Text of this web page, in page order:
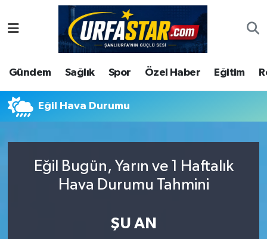
Gündem Sağlık Spor Özel Haber Eğitim
Eğil Hava Durumu
Eğil Bugün, Yarın ve 1 Haftalık
Hava Durumu Tahmini
ŞU AN
ASAYİS
ÇEVRE
DUNYA
Ekonomi
Şanlıurfa Nöbetçi Eczaneler
Şanlıurfa Hava Durumu
Şanlıurfa Namaz Vakitleri
Süper Lig Puan Durumu ve Fikstür
Son Dakika Haberleri